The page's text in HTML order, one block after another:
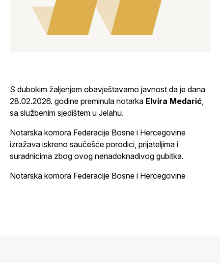
S dubokim žaljenjem obavještavamo javnost da je dana
28.02.2026. godine preminula notarka Elvira Medarić
sa službenim sjedištem u Jelahu.
Notarska komora Federacije Bosne i Hercegovine
izražava iskreno saučešće porodici, prijateljima i
suradnicima zbog ovog nenadoknadivog gubitka.
Notarska komora Federacije Bosne i Hercegovine